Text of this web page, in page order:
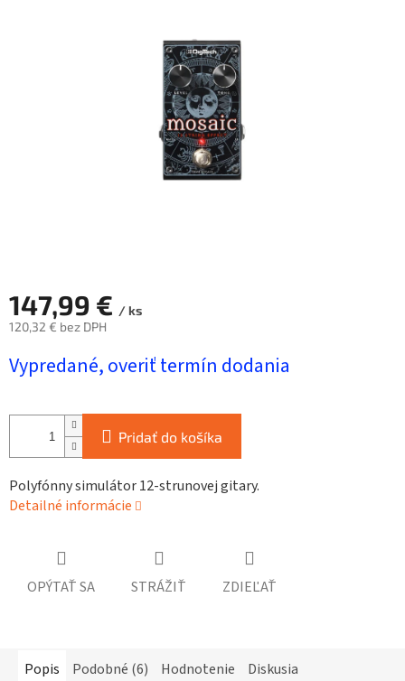
147,99 € / ks
120,32 € bez DPH
cena:
Vypredané, overiť termín dodania
Pridať do košíka
Polyfónny simulátor 12-strunovej gitary.
Detailné informácie
OPÝTAŤ SA STRÁŽIŤ ZDIEĽAŤ
Popis Podobné (6) Hodnotenie Diskusia